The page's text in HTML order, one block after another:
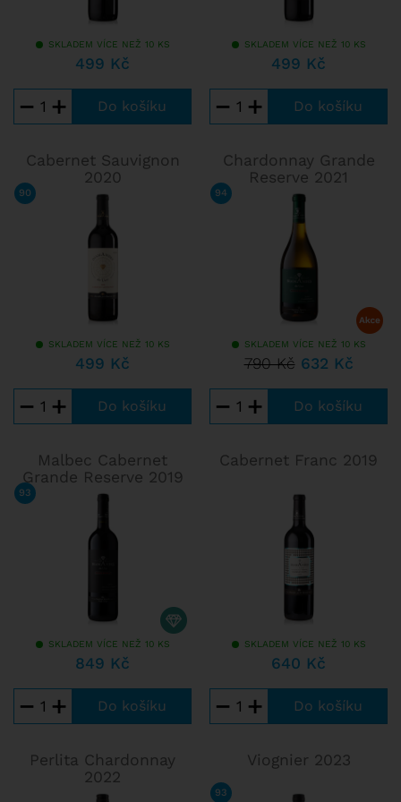
SKLADEM VÍCE NEŽ 10 KS
499 Kč
− +
SKLADEM VÍCE NEŽ 10 KS
499 Kč
− +
Cabernet Sauvignon
2020
90 TIM ATKIN
SKLADEM VÍCE NEŽ 10 KS
499 Kč
− +
Chardonnay Grande
Reserve 2021
94 ANTONIO GALLONI
SKLADEM VÍCE NEŽ 10 KS
790 Kč632 Kč
− +
Malbec Cabernet
Grande Reserve 2019
93 TIM ATKIN
SKLADEM VÍCE NEŽ 10 KS
849 Kč
− +
Cabernet Franc 2019
SKLADEM VÍCE NEŽ 10 KS
640 Kč
− +
Perlita Chardonnay
2022
Viognier 2023
93 TIM ATKIN